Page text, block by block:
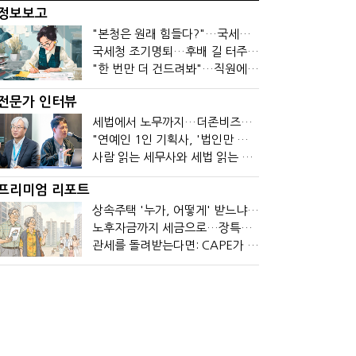
보보고
"본청은 원래 힘들다?"…국세청 직원들이 떠나는 이유
국세청 조기명퇴…후배 길 터주기? 선배 밀어내기?
"한 번만 더 건드려봐"…직원에 폭발한 관세청장, 왜?
문가 인터뷰
세법에서 노무까지…더존비즈온 AI 목표는 '전문가의 시간'
"연예인 1인 기획사, '법인만 세우면 절세' 시대 끝났다"
사람 읽는 세무사와 세법 읽는 회계사가 만나면?
리미엄 리포트
상속주택 '누가, 어떻게' 받느냐에 따라 세금이 달라진다
노후자금까지 세금으로…장특공제 폐지가 부를 조세의 역설
관세를 돌려받는다면: CAPE가 바꾼 기업의 현금흐름